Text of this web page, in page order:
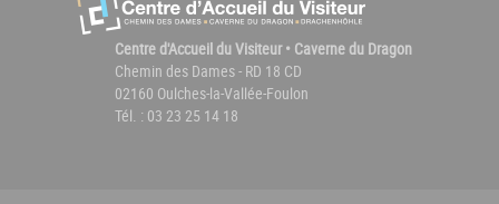
Centre d'Accueil du Visiteur • Caverne du Dragon
Chemin des Dames - RD 18 CD
02160 Oulches-la-Vallée-Foulon
Tél. : 03 23 25 14 18